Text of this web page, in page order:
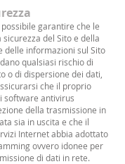
garantire che le
del Sito e della
delle informazioni sul Sito
qualsiasi rischio di
o di dispersione dei dati,
che il proprio
software antivirus
della trasmissione in
sia in uscita e che il
Internet abbia adottato
ovvero idonee per
di dati in rete.